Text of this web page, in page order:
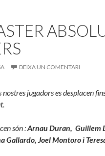
DEIXA UN COMENTARI
nostres jugadors es desplacen
són :Arnau Duran, Guillem
Gallardo, Joel Montoro i